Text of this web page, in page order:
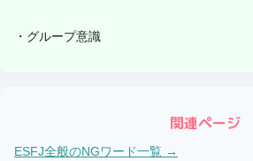
・ グループ意識
関連ページ
ESFJ全般のNGワード一覧 →